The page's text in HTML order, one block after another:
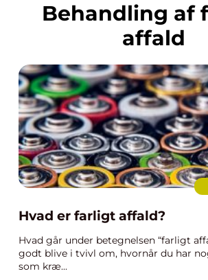
behandling af farligt
affald
Hvad er farligt affald?
Hvad går under betegnelsen “farligt
godt blive i tvivl om, hvornår du har
som kræ...